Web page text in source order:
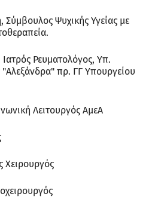
Ψυχικής Υγείας με
Ρευματολόγος, Υπ.
πρ. ΓΓ Υπουργείου
Λειτουργός ΑμεΑ
Χειρουργός